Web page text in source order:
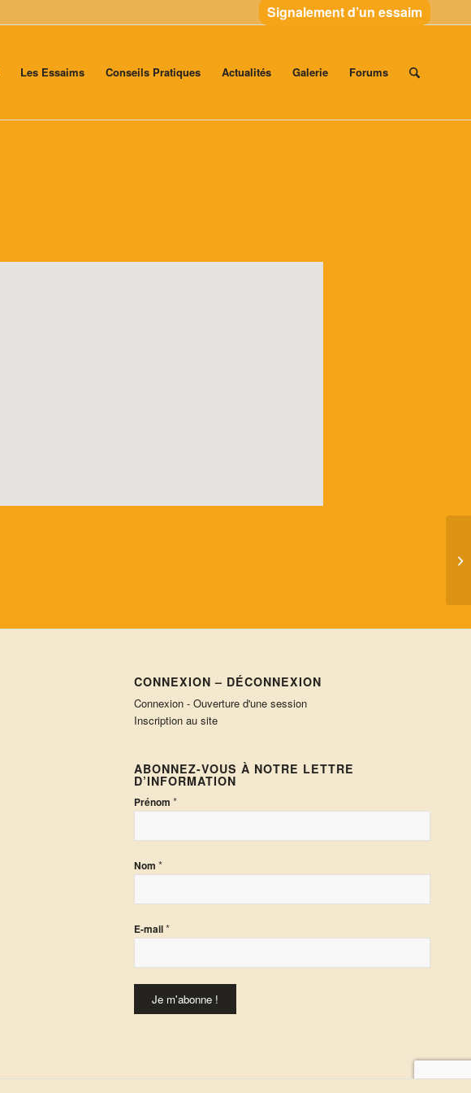
Signalement d’un essaim
Les Essaims Conseils Pratiques Actualités Galerie Forums
CONNEXION – DÉCONNEXION
Connexion - Ouverture d'une session
Inscription au site
ABONNEZ-VOUS À NOTRE LETTRE
D’INFORMATION
Prénom*
Nom*
E-mail*